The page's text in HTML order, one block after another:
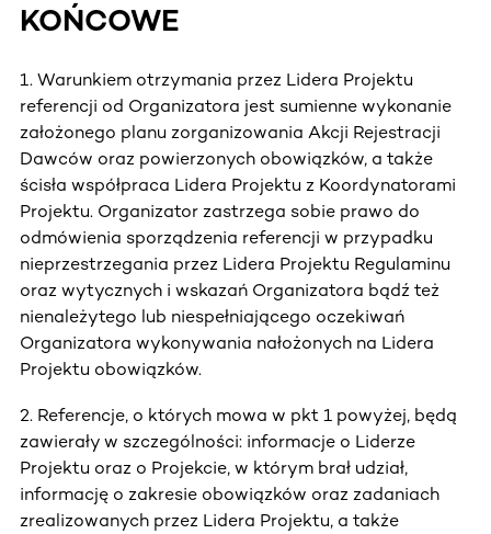
KOŃCOWE
1. Warunkiem otrzymania przez Lidera Projektu
referencji od Organizatora jest sumienne wykonanie
założonego planu zorganizowania Akcji Rejestracji
Dawców oraz powierzonych obowiązków, a także
ścisła współpraca Lidera Projektu z Koordynatorami
Projektu. Organizator zastrzega sobie prawo do
odmówienia sporządzenia referencji w przypadku
nieprzestrzegania przez Lidera Projektu Regulaminu
oraz wytycznych i wskazań Organizatora bądź też
nienależytego lub niespełniającego oczekiwań
Organizatora wykonywania nałożonych na Lidera
Projektu obowiązków.
2. Referencje, o których mowa w pkt 1 powyżej, będą
zawierały w szczególności: informacje o Liderze
Projektu oraz o Projekcie, w którym brał udział,
informację o zakresie obowiązków oraz zadaniach
zrealizowanych przez Lidera Projektu, a także